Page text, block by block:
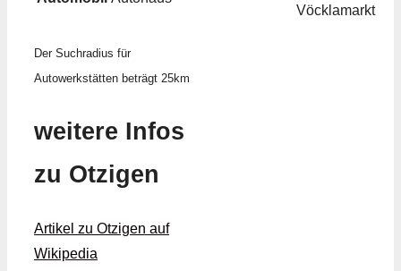
Vöcklamarkt
Der Suchradius für
Autowerkstätten beträgt 25km
weitere Infos
zu Otzigen
Artikel zu Otzigen auf
Wikipedia